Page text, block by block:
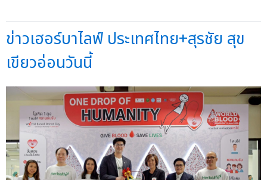
ข่าวเฮอร์บาไลฟ์ ประเทศไทย+สุรชัย สุข
เขียวอ่อนวันนี้